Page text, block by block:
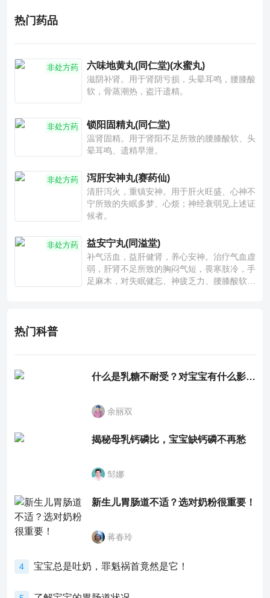
热门药品
非处方药 六味地黄丸(同仁堂)(水蜜丸)
滋阴补肾。用于肾阴亏损，头晕耳鸣，腰膝酸
软，骨蒸潮热，盗汗遗精。
非处方药 锁阳固精丸(同仁堂)
温肾固精。用于肾阳不足所致的腰膝酸软、头
晕耳鸣、遗精早泄。
非处方药 泻肝安神丸(赛药仙)
清肝泻火，重镇安神。用于肝火旺盛、心神不
宁所致的失眠多梦、心烦；神经衰弱见上述证
候者。
非处方药 益安宁丸(同溢堂)
补气活血，益肝健肾，养心安神。治疗气血虚
弱，肝肾不足所致的胸闷气短，畏寒肢冷，手
足麻木，对失眠健忘、神疲乏力、腰膝酸软也
热门科普
什么是乳糖不耐受？对宝宝有什么影响？
余丽双
揭秘母乳钙磷比，宝宝缺钙磷不再愁
邹娜
新生儿胃肠道不适？选对奶粉很重要！
蒋春玲
4 宝宝总是吐奶，罪魁祸首竟然是它！